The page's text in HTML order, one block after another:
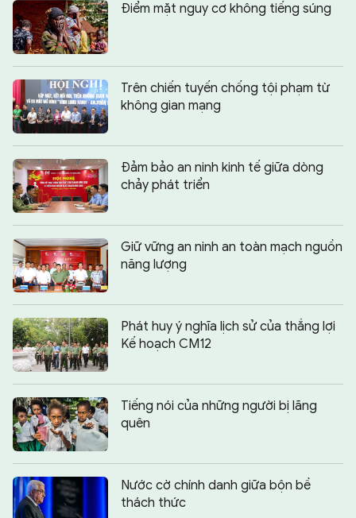
Điểm mặt nguy cơ không tiếng súng
Trên chiến tuyến chống tội phạm từ
không gian mạng
Đảm bảo an ninh kinh tế giữa dòng
chảy phát triển
Giữ vững an ninh an toàn mạch nguồn
năng lượng
Phát huy ý nghĩa lịch sử của thắng lợi
Kế hoạch CM12
Tiếng nói của những người bị lãng
quên
Nước cờ chính danh giữa bộn bề
thách thức